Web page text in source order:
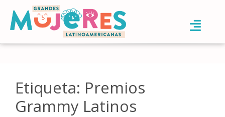
Etiqueta: Premios
Grammy Latinos